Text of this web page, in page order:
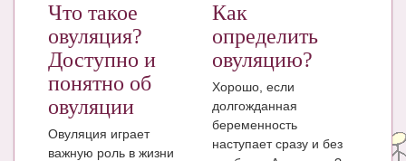
КНИГИ
Рекомендовано
ПСИХОЛОГИЯ
Что такое
овуляция?
Доступно и
понятно об
овуляции
Овуляция играет
важную роль в жизни
Как
определить
овуляцию?
Хорошо, если
долгожданная
беременность
наступает сразу и без